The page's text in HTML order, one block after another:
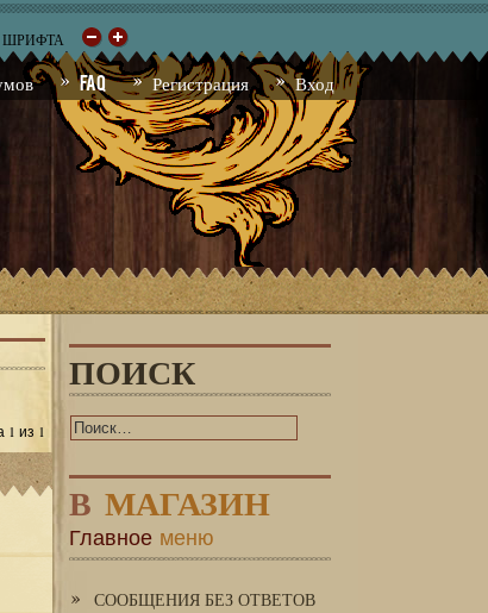
ШРИФТА
FAQ Регистрация Вход
1 из 1
ПОИСК
В МАГАЗИН
Главное меню
СООБЩЕНИЯ БЕЗ ОТВЕТОВ